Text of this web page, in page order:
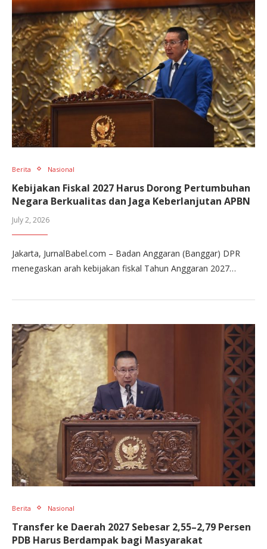
Berita Nasional
Kebijakan Fiskal 2027 Harus Dorong Pertumbuhan
Negara Berkualitas dan Jaga Keberlanjutan APBN
July 2, 2026
Jakarta, JurnalBabel.com – Badan Anggaran (Banggar) DPR
menegaskan arah kebijakan fiskal Tahun Anggaran 2027…
Berita Nasional
Transfer ke Daerah 2027 Sebesar 2,55–2,79 Persen
PDB Harus Berdampak bagi Masyarakat